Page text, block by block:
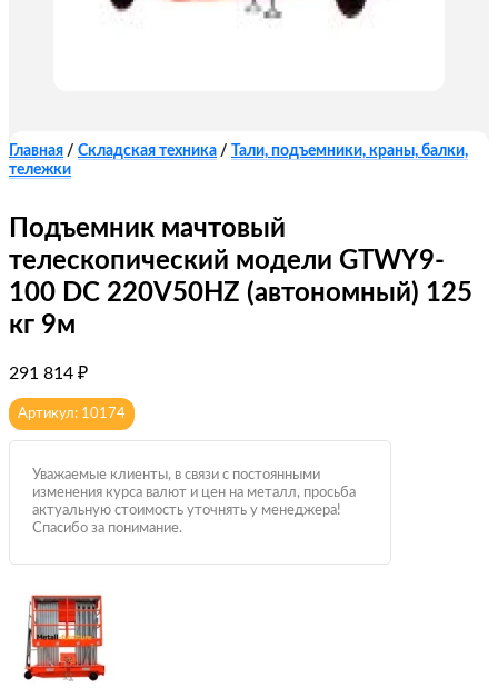
Главная / Складская техника /
Тали, подъемники, краны, балки,
тележки
Подъемник мачтовый
телескопический модели GTWY9-
100 DC 220V50HZ (автономный) 125
кг 9м
291 814 ₽
Артикул: 10174
Уважаемые клиенты, в связи с постоянными
изменения курса валют и цен на металл, просьба
актуальную стоимость уточнять у менеджера!
Спасибо за понимание.